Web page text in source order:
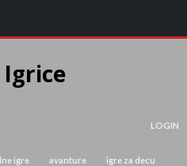
LOGIN
igre avanture
igre za decu